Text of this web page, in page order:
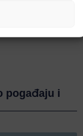
pogađaju i